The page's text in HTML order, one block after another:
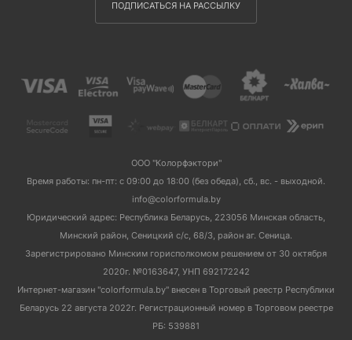
ПОДПИСАТЬСЯ НА РАССЫЛКУ
ООО "Колорфэктори"
Время работы: пн-пт: с 09:00 до 18:00 (без обеда), сб., вс. - выходной.
info@colorformula.by
Юридический адрес: Республика Беларусь, 223056 Минская область,
Минский район, Сеницкий с/с, 68/3, район аг. Сеница.
Зарегистрировано Минским горисполкомом решением от 30 октября
2020г. №0163647, УНП 692172242
Интернет-магазин "colorformula.by" внесен в Торговый реестр Республики
Беларусь 22 августа 2022г. Регистрационный номер в Торговом реестре
РБ: 539881